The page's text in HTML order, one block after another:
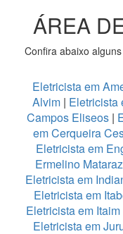
ÁREA
Confira abaixo
Eletricista em
Alvim | Eletricista
Campos Eliseos |
em Cerqueira
Eletricista em
Ermelino
Eletricista em
Eletricista em
Eletricista em
Eletricista em